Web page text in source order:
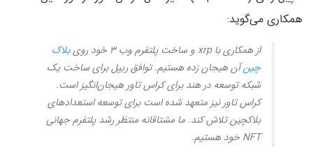
همکاری می‌گوید:
از همکاری با xrp و ساخت پلتفرم وب ۳ خود روی
بلاک
چینآن هیجان زده هستیم. توافق ریپل برای ساخت یک
شبکه توسعه در هند برای کراس تاور هیجان‌انگیز است.
کراس تاور نیز متعهد شده است برای توسعه استعدادهای
بلاکچین تلاش کند. ما مشتاقانه منتظر رشد پلتفرم جهانی
NFT خود هستیم.